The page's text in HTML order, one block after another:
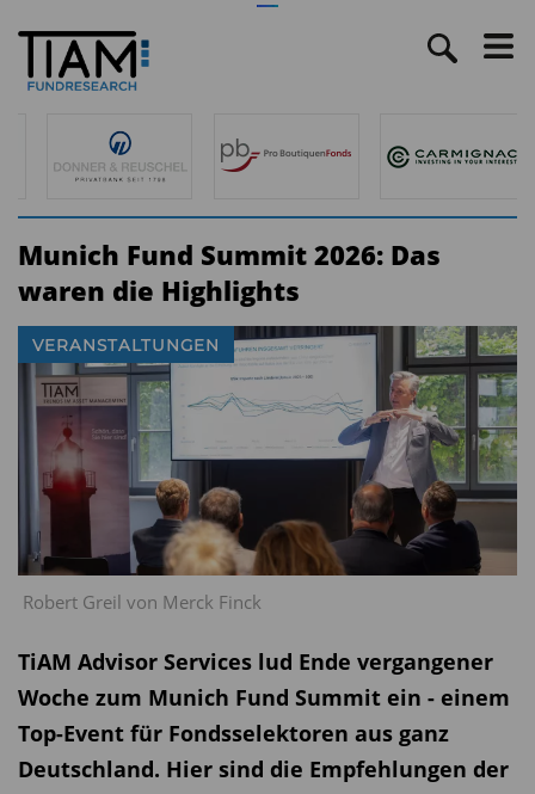
Munich Fund Summit 2026: Das
waren die Highlights
Robert Greil von Merck Finck
VERANSTALTUNGEN
TiAM Advisor Services lud Ende vergangener
Woche zum Munich Fund Summit ein - einem
Top-Event für Fondsselektoren aus ganz
Deutschland. Hier sind die Empfehlungen der